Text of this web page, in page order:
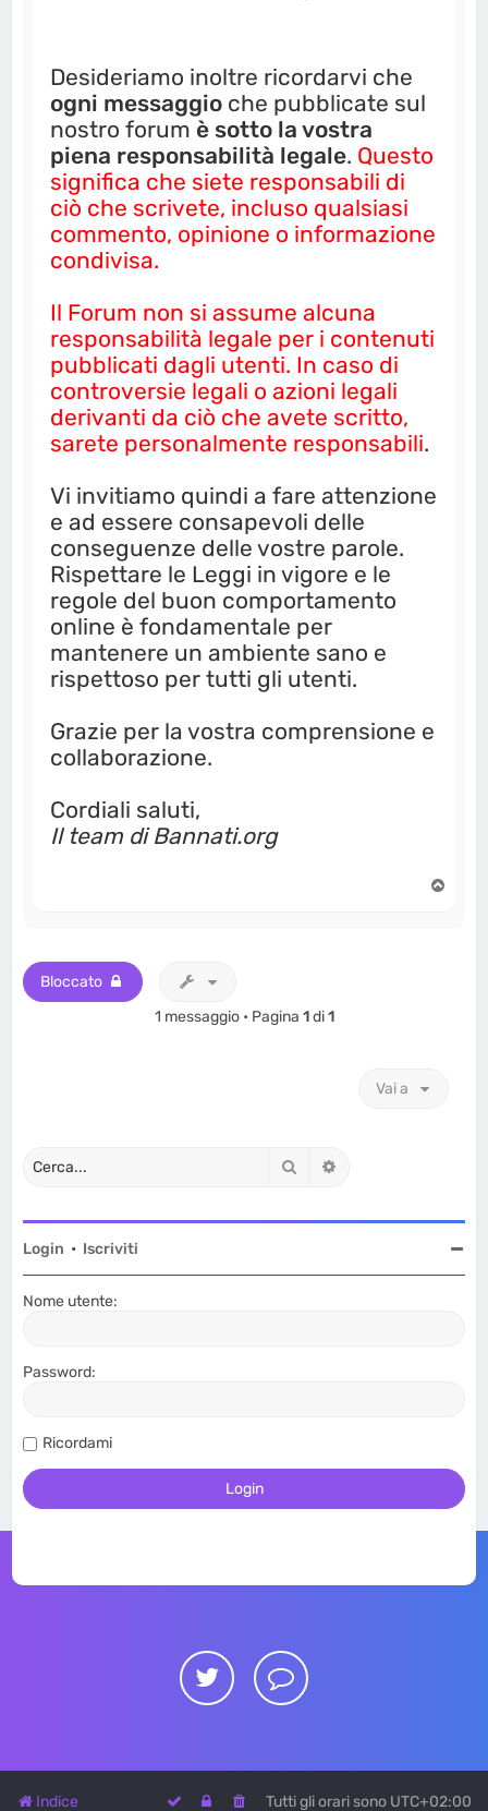
Desideriamo inoltre ricordarvi che
ogni messaggio che pubblicate sul
nostro forum è sotto la vostra
piena responsabilità legale. Questo
significa che siete responsabili di
ciò che scrivete, incluso qualsiasi
commento, opinione o informazione
condivisa.
Il Forum non si assume alcuna
responsabilità legale per i contenuti
pubblicati dagli utenti. In caso di
controversie legali o azioni legali
derivanti da ciò che avete scritto,
sarete personalmente responsabili.
Vi invitiamo quindi a fare attenzione
e ad essere consapevoli delle
conseguenze delle vostre parole.
Rispettare le Leggi in vigore e le
regole del buon comportamento
online è fondamentale per
mantenere un ambiente sano e
rispettoso per tutti gli utenti.
Grazie per la vostra comprensione e
collaborazione.
Cordiali saluti,
Il team di Bannati.org
Bloccato
1 messaggio • Pagina 1di1
Vai a
Cerca
Login • Iscriviti
Nome utente:
Password:
Ricordami
Indice Tutti gli orari sono UTC+02:00